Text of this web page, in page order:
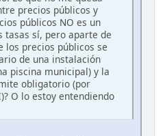
precios públicos y
públicos NO es un
sí, pero aparte de
los precios públicos se
de una instalación
piscina municipal) y la
obligatorio (por
O lo estoy entendiendo